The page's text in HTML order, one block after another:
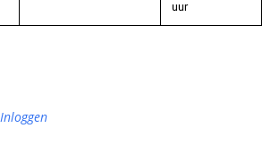
Inloggen
uur